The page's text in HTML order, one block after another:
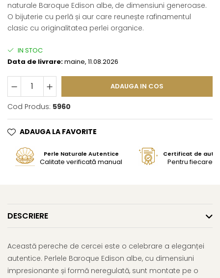
naturale Baroque Edison albe, de dimensiuni generoase.
O bijuterie cu perlă și aur care reunește rafinamentul
clasic cu originalitatea perlei organice.
IN STOC
Data de livrare:maine, 11.08.2026
ADAUGA IN COS
Cod Produs: 5960
ADAUGA LA FAVORITE
Perle Naturale Autentice
Calitate verificată manual
Certificat de
Pentru fiecare
DESCRIERE
Această pereche de cercei este o celebrare a eleganței
autentice. Perlele Baroque Edison albe, cu dimensiuni
impresionante și formă neregulată, sunt montate pe o